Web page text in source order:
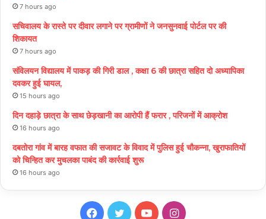
7 hours ago
सचिवालय के रास्ते पर दीवार लगाने पर ग्रामीणों ने जनसुनवाई पोर्टल पर की
शिकायत
7 hours ago
संविलयन विद्यालय में पाकड़ की गिरी डाल , कक्षा 6 की छात्रा सहित दो अध्यापिका
दवकर हुई घायल,
15 hours ago
दिन दहाड़े छात्रा के साथ छेड़खानी का आरोपी हैं फरार , परिजनों में आक्रोश
16 hours ago
दबतोरा गांव में बारह वफात की सजावट के विवाद में पुलिस हुई चौकन्ना, खुराफातियों
को चिन्हित कर मुचलका पाबंद की कार्रवाई शुरू
16 hours ago
Facebook
TwitterYouTubeInstagram